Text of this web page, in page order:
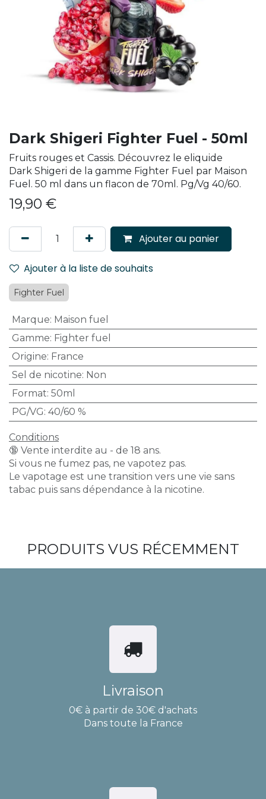
Dark Shigeri Fighter Fuel - 50ml
Fruits rouges et Cassis. Découvrez le eliquide
Dark Shigeri de la gamme Fighter Fuel par Maison
Fuel. 50 ml dans un flacon de 70ml. Pg/Vg 40/60.
19,90 €
Ajouter au panier
Ajouter à la liste de souhaits
Fighter Fuel
Marque: Maison fuel
Gamme: Fighter fuel
Origine: France
Sel de nicotine: Non
Format: 50ml
PG/VG: 40/60 %
Conditions
🔞 Vente interdite au - de 18 ans.
Si vous ne fumez pas, ne vapotez pas.
Le vapotage est une transition vers une vie sans
tabac puis sans dépendance à la nicotine.
PRODUITS VUS RÉCEMMENT
Livraison
0€ à partir de 30€ d'achats
Dans toute la France